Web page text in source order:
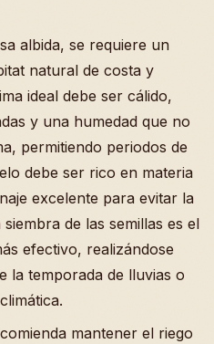
albida, se requiere un
natural de costa y
ideal debe ser cálido,
y una humedad que no
permitiendo periodos de
debe ser rico en materia
excelente para evitar la
de las semillas es el
efectivo, realizándose
la temporada de lluvias o
mantener el riego